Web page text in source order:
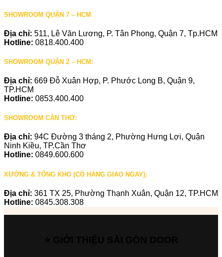
SHOWROOM QUẬN 7 – HCM
Địa chỉ: 511, Lê Văn Lương, P. Tân Phong, Quận 7, Tp.HCM
Hotline: 0818.400.400
SHOWROOM QUẬN 2 – HCM:
Địa chỉ: 669 Đỗ Xuân Hợp, P. Phước Long B, Quận 9,
TP.HCM
Hotline: 0853.400.400
SHOWROOM CẦN THƠ:
Địa chỉ: 94C Đường 3 tháng 2, Phường Hưng Lợi, Quận
Ninh Kiều, TP.Cần Thơ
Hotline: 0849.600.600
XƯỞNG & TỔNG KHO (CÓ HÀNG GIAO NGAY):
Địa chỉ: 361 TX 25, Phường Thạnh Xuân, Quận 12, TP.HCM
Hotline: 0845.308.308